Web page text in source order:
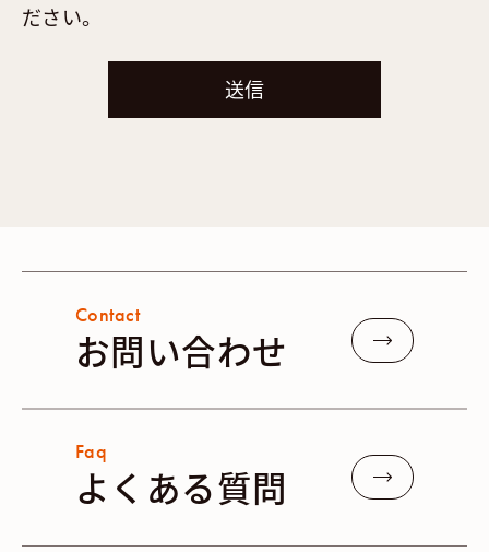
ださい。
Contact
お問い合わせ
Faq
よくある質問